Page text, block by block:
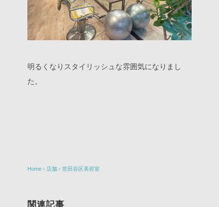
明るくなりスタイリッシュな雰囲気になりまし
た。
Home › 店舗 › 世田谷区美容室
関連記事